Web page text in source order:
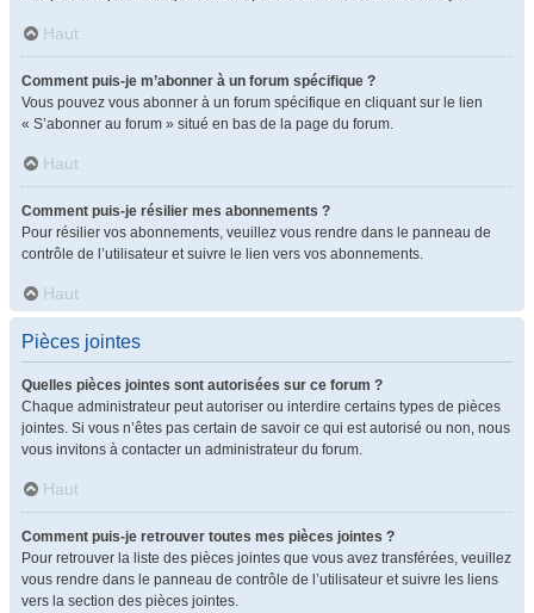
Haut
Comment puis-je m’abonner à un forum spécifique ?
Vous pouvez vous abonner à un forum spécifique en cliquant sur le lien
« S’abonner au forum » situé en bas de la page du forum.
Haut
Comment puis-je résilier mes abonnements ?
Pour résilier vos abonnements, veuillez vous rendre dans le panneau de
contrôle de l’utilisateur et suivre le lien vers vos abonnements.
Haut
Pièces jointes
Quelles pièces jointes sont autorisées sur ce forum ?
Chaque administrateur peut autoriser ou interdire certains types de pièces
jointes. Si vous n’êtes pas certain de savoir ce qui est autorisé ou non, nous
vous invitons à contacter un administrateur du forum.
Haut
Comment puis-je retrouver toutes mes pièces jointes ?
Pour retrouver la liste des pièces jointes que vous avez transférées, veuillez
vous rendre dans le panneau de contrôle de l’utilisateur et suivre les liens
vers la section des pièces jointes.